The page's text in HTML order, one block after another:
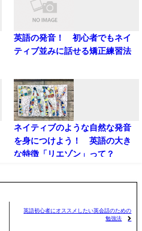
英語の発音！ 初心者でもネイ
ティブ並みに話せる矯正練習法
ネイティブのような自然な発音
を身につけよう！ 英語の大き
な特徴「リエゾン」って？
英語初心者にオススメしたい英会話のための
勉強法